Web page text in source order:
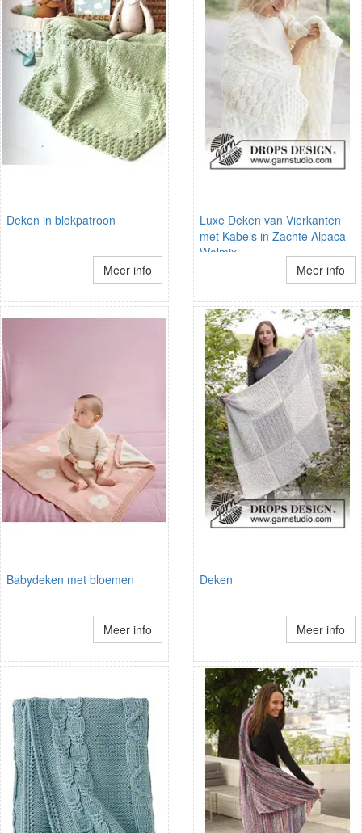
Deken in blokpatroon
Meer info
Luxe Deken van Vierkanten
met Kabels in Zachte Alpaca-
Wolmix
Meer info
Babydeken met bloemen
Meer info
Deken
Meer info